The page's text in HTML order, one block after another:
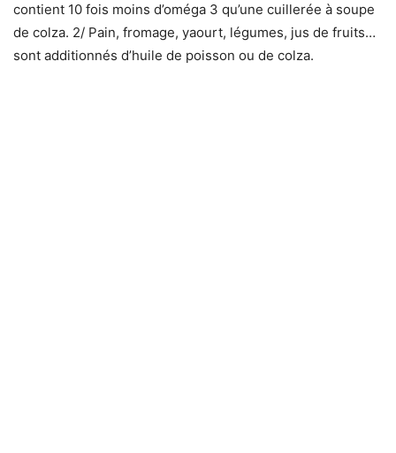
contient 10 fois moins d’oméga 3 qu’une cuillerée à soupe
de colza. 2/ Pain, fromage, yaourt, légumes, jus de fruits…
sont additionnés d’huile de poisson ou de colza.